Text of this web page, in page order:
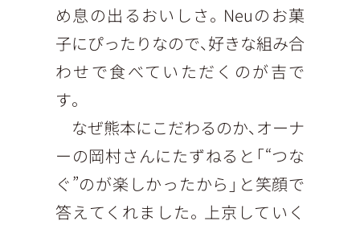
め息の出るおいしさ。Neuのお菓
子にぴったりなので、好きな組み合
わせで食べていただくのが吉で
す。
なぜ熊本にこだわるのか、オーナ
ーの岡村さんにたずねると「“つな
ぐ”のが楽しかったから」と笑顔で
答えてくれました。上京していく